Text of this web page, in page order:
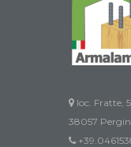
loc. Fratte,
38057